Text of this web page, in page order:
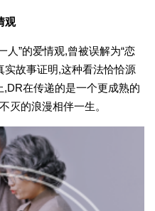
观
人”的爱情观,曾被误解为“恋
实故事证明,这种看法恰恰源
在传递的是一个更成熟的
的浪漫相伴一生。